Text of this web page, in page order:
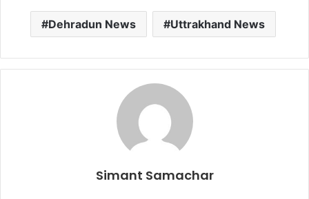
Dehradun News Uttrakhand News
Simant Samachar